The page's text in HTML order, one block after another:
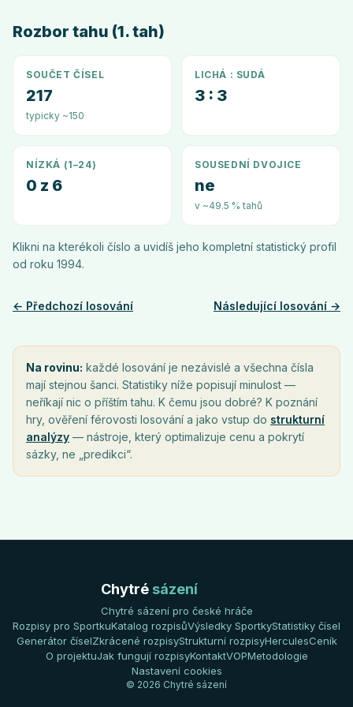
Rozbor tahu (1. tah)
SOUČET ČÍSEL
217
typicky ~150
LICHÁ : SUDÁ
3 : 3
NÍZKÁ (1–24)
0 z 6
SOUSEDNÍ DVOJICE
ne
v ~49.5 % tahů
Klikni na kterékoli číslo a uvidíš jeho kompletní statistický profil
od roku 1994.
← Předchozí losování Následující losování →
Na rovinu: každé losování je nezávislé a všechna čísla
mají stejnou šanci. Statistiky níže popisují minulost —
neříkají nic o příštím tahu. K čemu jsou dobré? K poznání
hry, ověření férovosti losování a jako vstup do strukturní
analýzy — nástroje, který optimalizuje cenu a pokrytí
sázky, ne „predikci“.
Chytré sázení
Chytré sázení pro české hráče
Rozpisy pro SportkuKatalog rozpisůVýsledky SportkyStatistiky čísel
Generátor číselZkrácené rozpisyStrukturní rozpisyHerculesCeník
O projektuJak fungují rozpisyKontaktVOPMetodologie
Nastavení cookies
© 2026 Chytré sázení